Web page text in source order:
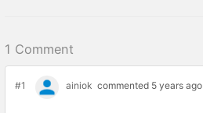
1 Comment
#1 ainiok commented 5 years ago